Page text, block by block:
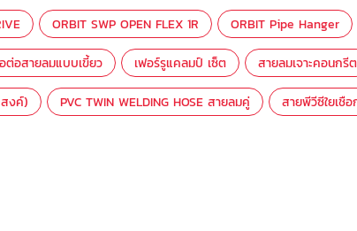
ORBIT SWP OPEN FLEX 1R ORBIT Pipe Hanger
ต่อสายลมแบบเขี้ยว เฟอร์รูแคลมป์ เซ็ต สายลมเจาะคอนกรีต
งค์) PVC TWIN WELDING HOSE สายลมคู่ สายพีวีซีใยเชื